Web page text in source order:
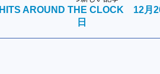
HITS AROUND THE CLOCK 12月
日